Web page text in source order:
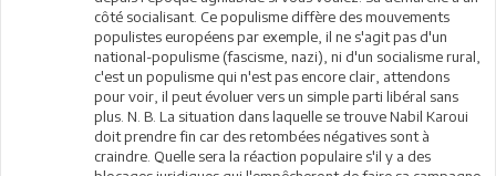
côté socialisant. Ce populisme diffère des mouvements
populistes européens par exemple, il ne s'agit pas d'un
national-populisme (fascisme, nazi), ni d'un socialisme rural,
c'est un populisme qui n'est pas encore clair, attendons
pour voir, il peut évoluer vers un simple parti libéral sans
plus. N. B. La situation dans laquelle se trouve Nabil Karoui
doit prendre fin car des retombées négatives sont à
craindre. Quelle sera la réaction populaire s'il y a des